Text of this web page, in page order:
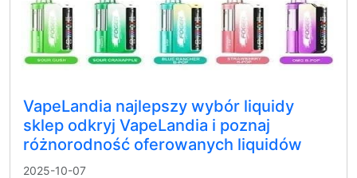
VapeLandia najlepszy wybór liquidy
sklep odkryj VapeLandia i poznaj
różnorodność oferowanych liquidów
2025-10-07